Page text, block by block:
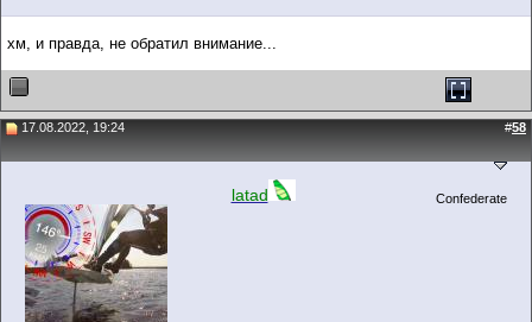
хм, и правда, не обратил внимание...
17.08.2022, 19:24 #58
latad Confederate